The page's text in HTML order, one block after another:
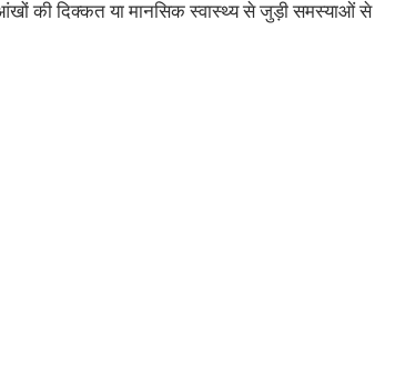
की दिक्कत या मानसिक स्वास्थ्य से जुड़ी समस्याओं से